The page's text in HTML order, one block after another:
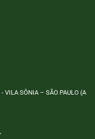
- VILA SÔNIA – SÃO PAULO (A